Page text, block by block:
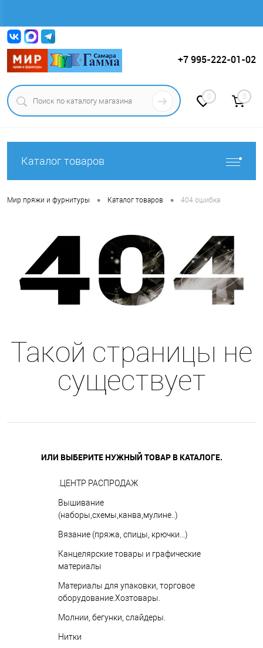
+7 995-222-01-02
0 0
Каталог товаров
Мир пряжи и фурнитуры • Каталог товаров • 404 ошибка
Такой страницы не
существует
ИЛИ ВЫБЕРИТЕ НУЖНЫЙ ТОВАР В КАТАЛОГЕ.
.ЦЕНТР РАСПРОДАЖ
Вышивание
(наборы,схемы,канва,мулине..)
Вязание (пряжа, спицы, крючки...)
Канцелярские товары и графические
материалы
Материалы для упаковки, торговое
оборудование.Хозтовары.
Молнии, бегунки, слайдеры.
Нитки